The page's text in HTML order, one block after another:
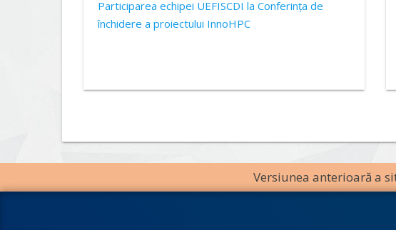
Participarea echipei UEFISCDI la Conferința de
închidere a proiectului InnoHPC
Versiunea anterioară a